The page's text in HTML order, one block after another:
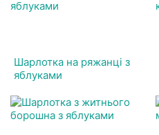
Шарлотка на ряжанці з
яблуками